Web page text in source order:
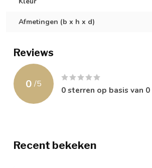
Afmetingen (b x h x d)
Reviews
0 /5
0sterren op basis van 0
Recent bekeken